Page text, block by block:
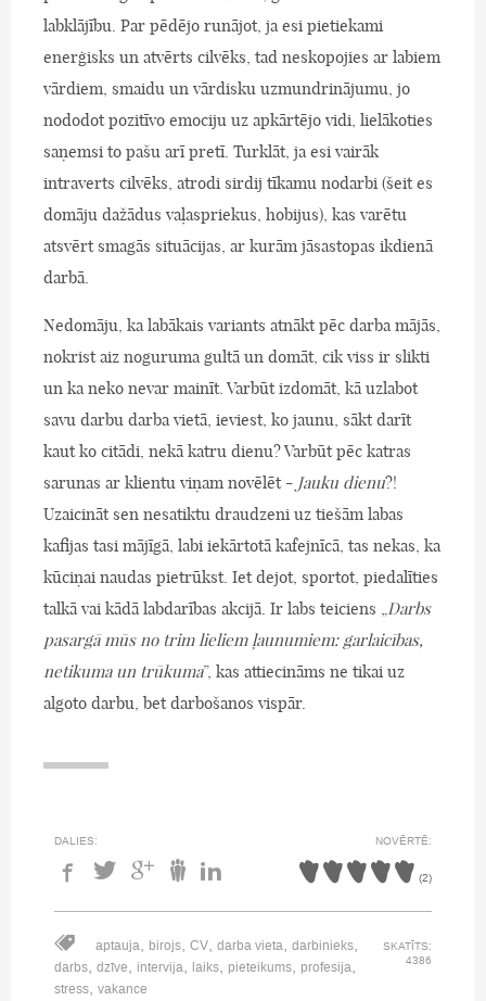
labklājību. Par pēdējo runājot, ja esi pietiekami
enerģisks un atvērts cilvēks, tad neskopojies ar labiem
vārdiem, smaidu un vārdisku uzmundrinājumu, jo
nododot pozitīvo emociju uz apkārtējo vidi, lielākoties
saņemsi to pašu arī pretī. Turklāt, ja esi vairāk
intraverts cilvēks, atrodi sirdij tīkamu nodarbi (šeit es
domāju dažādus vaļaspriekus, hobijus), kas varētu
atsvērt smagās situācijas, ar kurām jāsastopas ikdienā
darbā.
Nedomāju, ka labākais variants atnākt pēc darba mājās,
nokrist aiz noguruma gultā un domāt, cik viss ir slikti
un ka neko nevar mainīt. Varbūt izdomāt, kā uzlabot
savu darbu darba vietā, ieviest, ko jaunu, sākt darīt
kaut ko citādi, nekā katru dienu? Varbūt pēc katras
sarunas ar klientu viņam novēlēt - Jauku dienu?!
Uzaicināt sen nesatiktu draudzeni uz tiešām labas
kafijas tasi mājīgā, labi iekārtotā kafejnīcā, tas nekas, ka
kūciņai naudas pietrūkst. Iet dejot, sportot, piedalīties
talkā vai kādā labdarības akcijā. Ir labs teiciens „Darbs
pasargā mūs no trim lieliem ļaunumiem: garlaicības,
netikuma un trūkuma”, kas attiecināms ne tikai uz
algoto darbu, bet darbošanos vispār.
DALIES: NOVĒRTĒ:
(2)
aptauja, birojs, CV, darba vieta, darbinieks,
darbs, dzīve, intervija, laiks, pieteikums, profesija,
stress, vakance
SKATĪTS:
4386